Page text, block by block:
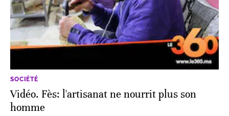
SOCIÉTÉ
Vidéo. Fès: l'artisanat ne nourrit plus son
homme